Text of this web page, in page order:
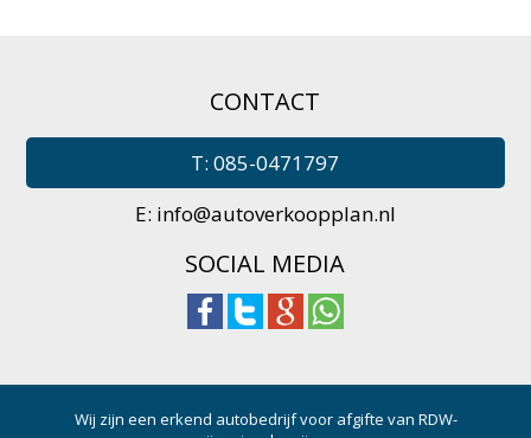
CONTACT
T: 085-0471797
E: info@autoverkoopplan.nl
SOCIAL MEDIA
Wij zijn een erkend autobedrijf voor afgifte van RDW-